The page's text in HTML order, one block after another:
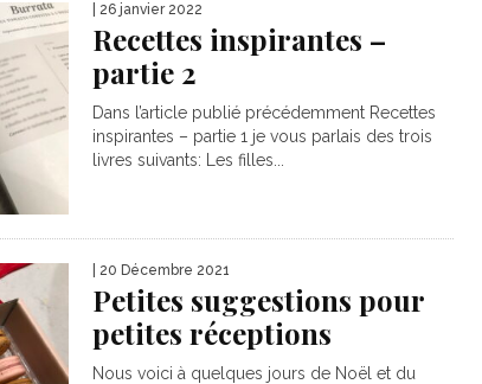
| 26 janvier 2022
Recettes inspirantes –
partie 2
Dans l’article publié précédemment Recettes
inspirantes – partie 1 je vous parlais des trois
livres suivants: Les filles...
| 20 Décembre 2021
Petites suggestions pour
petites réceptions
Nous voici à quelques jours de Noël et du